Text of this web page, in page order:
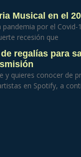
Musical en el
por el Covid-
recesión que
regalías para
y quieres conocer de
en Spotify, a